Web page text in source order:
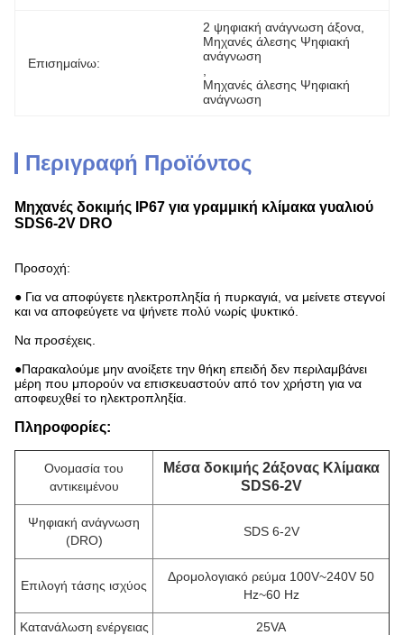
Επισημαίνω:
2 ψηφιακή ανάγνωση άξονα
Μηχανές άλεσης Ψηφιακή
ανάγνωση
Μηχανές άλεσης Ψηφιακή
ανάγνωση
Περιγραφή Προϊόντος
Μηχανές δοκιμής IP67 για γραμμική κλίμακα γυαλιού
SDS6-2V DRO
Προσοχή:
● Για να αποφύγετε ηλεκτροπληξία ή πυρκαγιά, να μείνετε στεγνοί
και να αποφεύγετε να ψήνετε πολύ νωρίς ψυκτικό.
Να προσέχεις.
●Παρακαλούμε μην ανοίξετε την θήκη επειδή δεν περιλαμβάνει
μέρη που μπορούν να επισκευαστούν από τον χρήστη για να
αποφευχθεί το ηλεκτροπληξία.
Πληροφορίες:
Ονομασία του
αντικειμένου
Μέσα δοκιμής 2άξονας Κλίμακα
SDS6-2V
Ψηφιακή ανάγνωση
(DRO)
SDS 6-2V
Επιλογή τάσης ισχύος
Δρομολογιακό ρεύμα 100V~240V 50
Hz~60 Hz
Κατανάλωση ενέργειας 25VA